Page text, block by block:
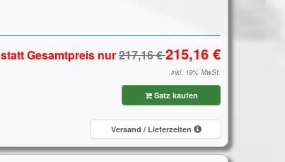
statt Gesamtpreis nur
inkl. 19% MwSt.
Satz kaufen
Versand / Lieferzeiten